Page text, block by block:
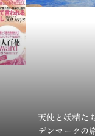
天使と妖精た
デンマークの